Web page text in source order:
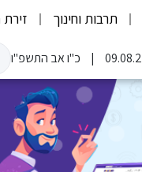
תרבות וחינוך
כ"ו אב התשפ"ו